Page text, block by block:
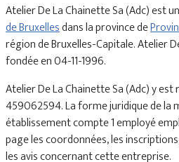
Atelier De La Chainette Sa (Adc) est
de Bruxellesdans la province de
région de Bruxelles-Capitale. Atelier
fondée en 04-11-1996.
Atelier De La Chainette Sa (Adc) y
459062594. La forme juridique de la
établissement compte 1 employé
page les coordonnées, les
les avis concernant cette entreprise.